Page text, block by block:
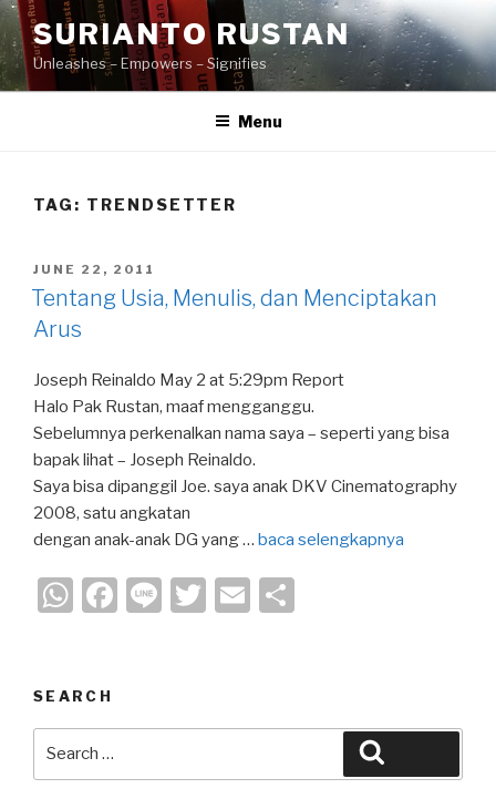
Skip
to
content
SURIANTO RUSTAN
Unleashes – Empowers – Signifies
Menu
TAG: TRENDSETTER
POSTED
ON
JUNE 22, 2011
Tentang Usia, Menulis, dan Menciptakan
Arus
Joseph Reinaldo May 2 at 5:29pm Report
Halo Pak Rustan, maaf mengganggu.
Sebelumnya perkenalkan nama saya – seperti yang bisa
bapak lihat – Joseph Reinaldo.
Saya bisa dipanggil Joe. saya anak DKV Cinematography
2008, satu angkatan
dengan anak-anak DG yang … baca selengkapnya
W
s
A
p
F
b
o
Li
T
E
SEARCH